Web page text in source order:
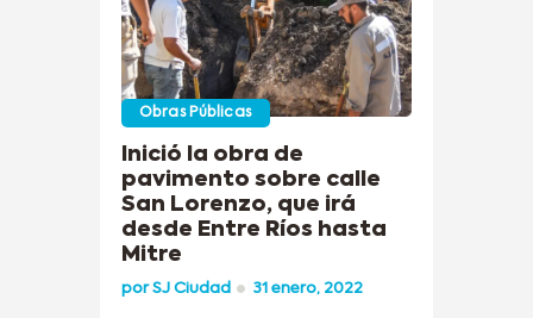
Obras Públicas
Inició la obra de
pavimento sobre calle
San Lorenzo, que irá
desde Entre Ríos hasta
Mitre
porSJ Ciudad 31 enero, 2022